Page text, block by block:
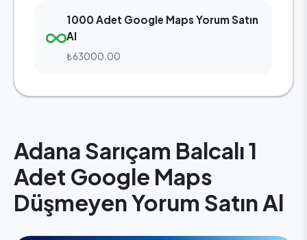
Adana Sarıçam Balcalı 1
Adet Google Maps
Düşmeyen Yorum Satın Al
1000 Adet Google Maps Yorum Satın
Al
₺63000.00